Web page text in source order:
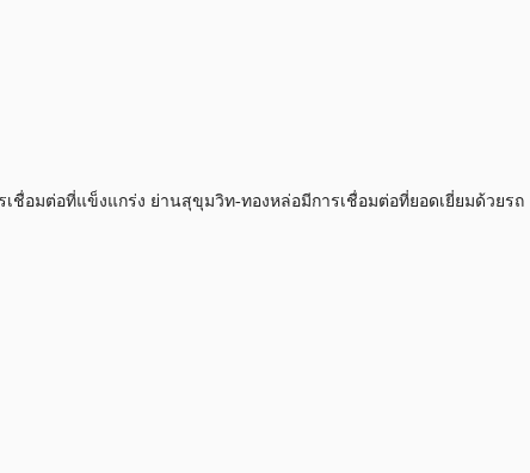
ชื่อมต่อที่แข็งแกร่ง ย่านสุขุมวิท-ทองหล่อมีการเชื่อมต่อที่ยอดเยี่ยมด้วยรถ